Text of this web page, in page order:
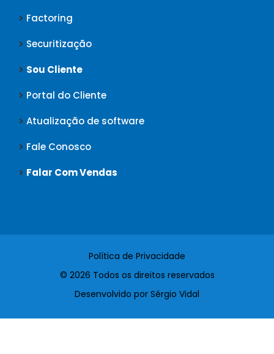
Factoring
Securitização
Sou Cliente
Portal do Cliente
Atualização de software
Fale Conosco
Falar Com Vendas
Política de Privacidade
© 2026 Todos os direitos reservados
Desenvolvido por Sérgio Vidal